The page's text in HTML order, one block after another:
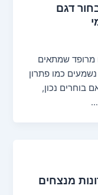
דגם
מרופד שמתאים
כמו פתרון
בוחרים נכון,
מנצחים